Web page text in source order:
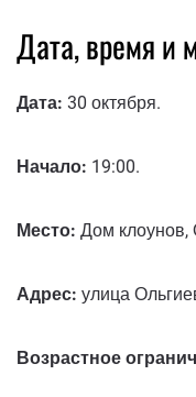
Дата, время и
Дата: 30 октября.
Начало: 19:00.
Место: Дом клоунов,
Адрес: улица
Возрастное